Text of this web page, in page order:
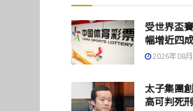
受世界盃
幅增近四成
2026年08
太子集團
高可判死刑